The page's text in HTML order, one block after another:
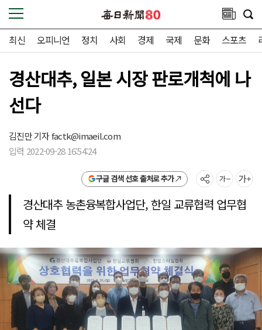
최신 오피니언 정치 사회 경제 국제 문화 스포츠
경산대추, 일본 시장 판로개척에 나
선다
김진만 기자factk@imaeil.com
입력 2022-09-28 16:54:24
구글 검색 선호 출처로 추가
경산대추 농촌융복합사업단, 한일 교류협력 업무협
약 체결